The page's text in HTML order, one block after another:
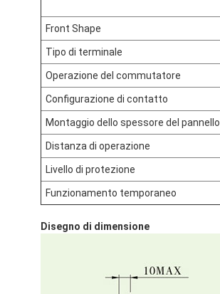
Front Shape
Tipo di terminale
Operazione del commutatore
Configurazione di contatto
Montaggio dello spessore del pannello
Distanza di operazione
Livello di protezione
Funzionamento temporaneo
Disegno di dimensione